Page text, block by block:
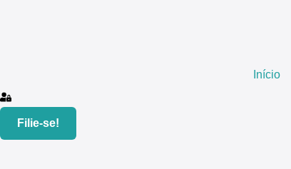
Início
Filie-se!